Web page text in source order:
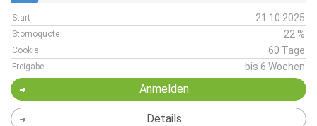
Start 21.10.2025
Stornoquote 22 %
Cookie 60 Tage
Freigabe bis 6 Wochen
Anmelden
Details